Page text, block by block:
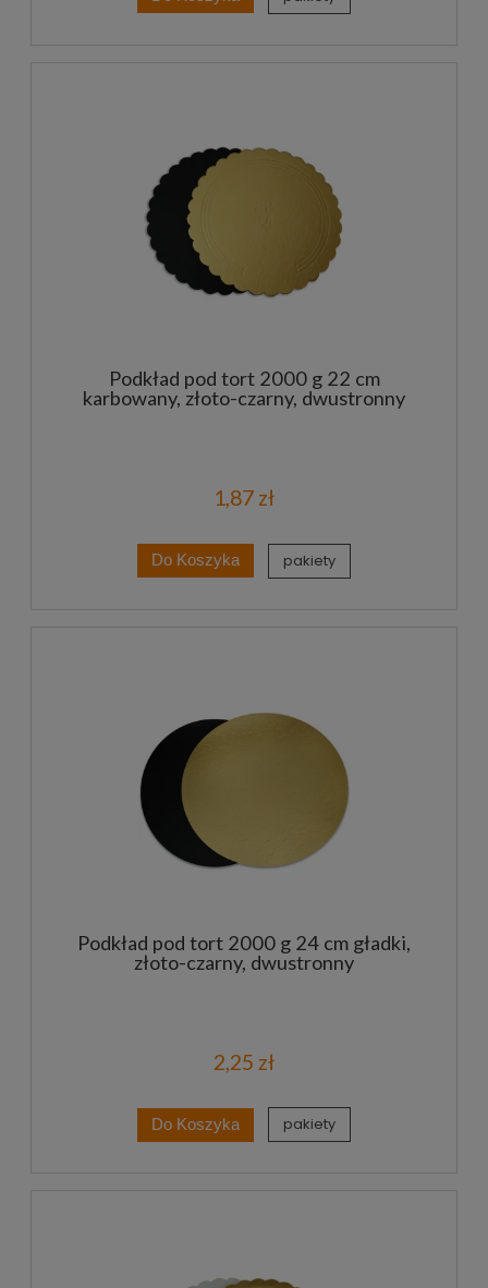
Podkład pod tort 2000 g 22 cm
karbowany, złoto-czarny, dwustronny
1,87 zł
Do Koszyka pakiety
Podkład pod tort 2000 g 24 cm gładki,
złoto-czarny, dwustronny
2,25 zł
Do Koszyka pakiety